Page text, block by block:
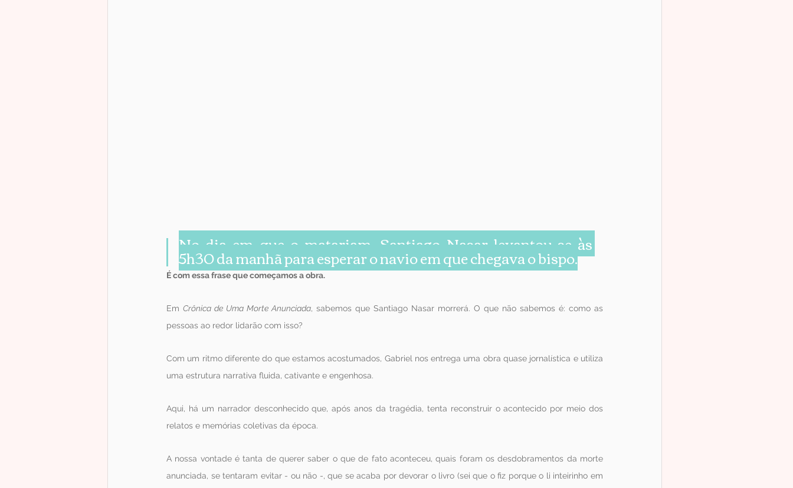
No dia em que o matariam, Santiago Nasar levantou-se às
5h30 da manhã para esperar o navio em que chegava o bispo.
É com essa frase que começamos a obra.
Em Crônica de Uma Morte Anunciada, sabemos que Santiago Nasar morrerá. O que não sabemos é: como as
pessoas ao redor lidarão com isso?
Com um ritmo diferente do que estamos acostumados, Gabriel nos entrega uma obra quase jornalística e utiliza
uma estrutura narrativa fluida, cativante e engenhosa.
Aqui, há um narrador desconhecido que, após anos da tragédia, tenta reconstruir o acontecido por meio dos
relatos e memórias coletivas da época.
A nossa vontade é tanta de querer saber o que de fato aconteceu, quais foram os desdobramentos da morte
anunciada, se tentaram evitar - ou não -, que se acaba por devorar o livro (sei que o fiz porque o li inteirinho em